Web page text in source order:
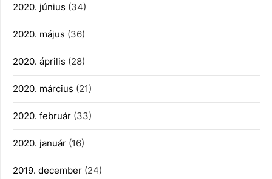
2020. június (34)
2020. május (36)
2020. április (28)
2020. március (21)
2020. február (33)
2020. január (16)
2019. december (24)